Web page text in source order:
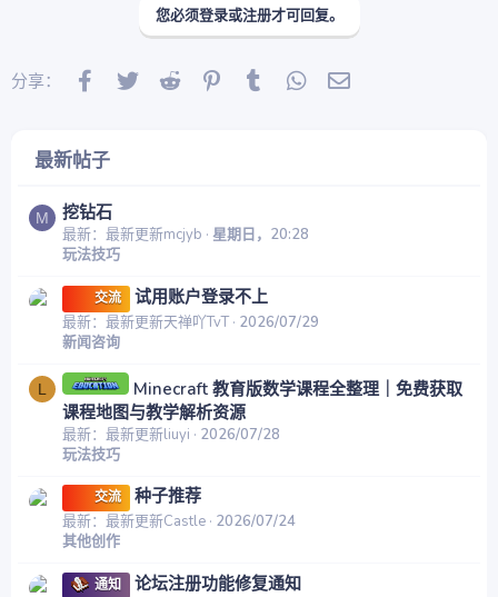
您必须登录或注册才可回复。
分享： Facebook
Twitter Reddit PinterestTumblr WhatsApp
最新帖子
M 挖钻石
最新：最新更新mcjyb 星期日，20:28
玩法技巧
交流 试用账户登录不上
最新：最新更新天禅吖TvT 2026/07/29
新闻咨询
L
Minecraft 教育版数学课程全整理｜免费获取
课程地图与教学解析资源
最新：最新更新liuyi
2026/07/28
玩法技巧
交流 种子推荐
最新：最新更新Castle 2026/07/24
其他创作
通知 论坛注册功能修复通知